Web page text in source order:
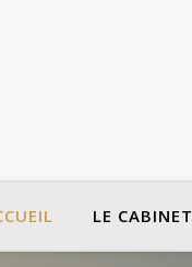
LE CABINET